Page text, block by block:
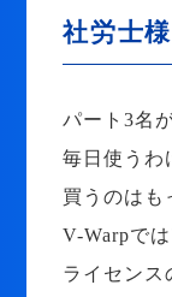
社労士
パート3名
毎日使うわ
買うのはも
V-Warpで
ライセンス